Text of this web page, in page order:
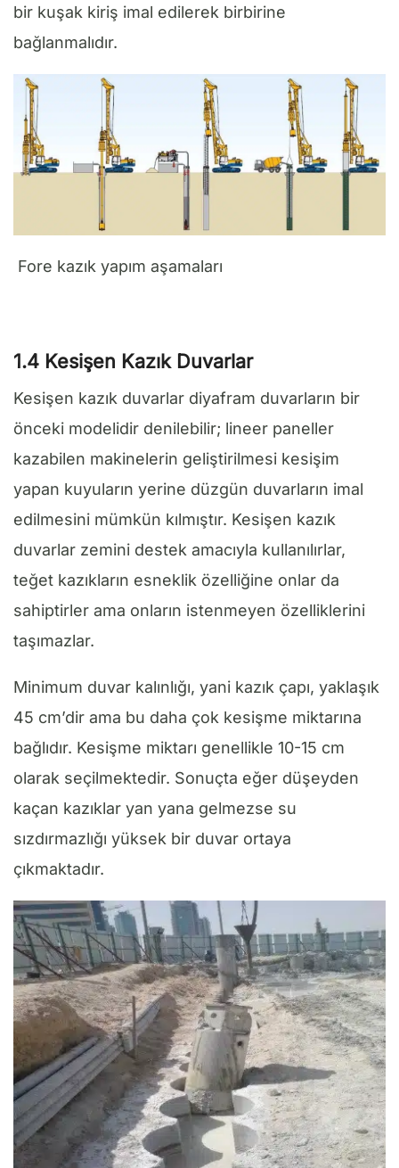
bir kuşak kiriş imal edilerek birbirine
bağlanmalıdır.
Fore kazık yapım aşamaları
1.4 Kesişen Kazık Duvarlar
Kesişen kazık duvarlar diyafram duvarların bir
önceki modelidir denilebilir; lineer paneller
kazabilen makinelerin geliştirilmesi kesişim
yapan kuyuların yerine düzgün duvarların imal
edilmesini mümkün kılmıştır. Kesişen kazık
duvarlar zemini destek amacıyla kullanılırlar,
teğet kazıkların esneklik özelliğine onlar da
sahiptirler ama onların istenmeyen özelliklerini
taşımazlar.
Minimum duvar kalınlığı, yani kazık çapı, yaklaşık
45 cm’dir ama bu daha çok kesişme miktarına
bağlıdır. Kesişme miktarı genellikle 10-15 cm
olarak seçilmektedir. Sonuçta eğer düşeyden
kaçan kazıklar yan yana gelmezse su
sızdırmazlığı yüksek bir duvar ortaya
çıkmaktadır.